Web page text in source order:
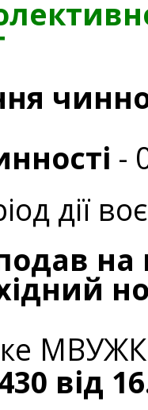
-
дії
від